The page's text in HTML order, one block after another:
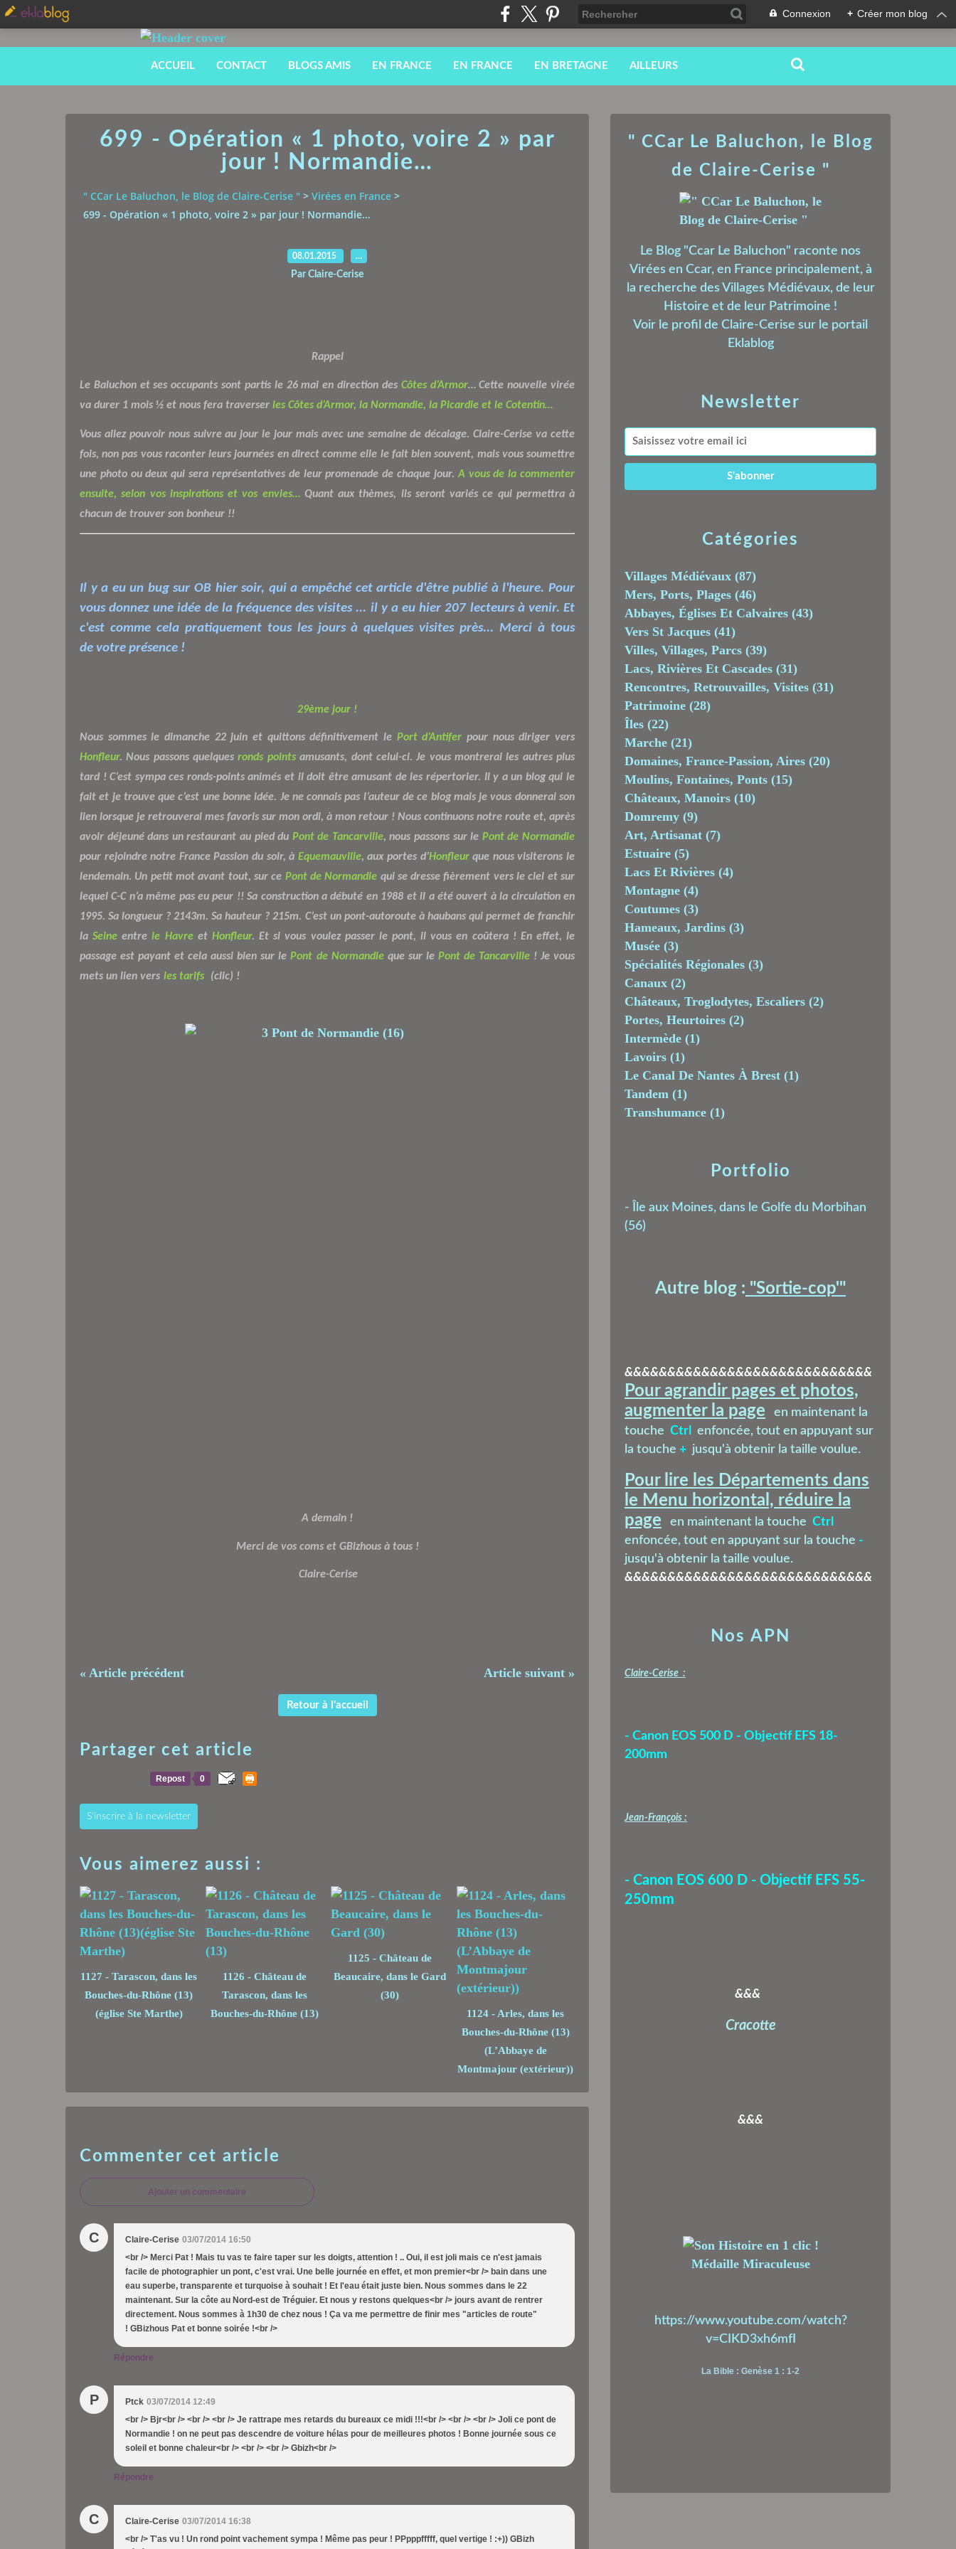
Connexion + Créer mon blog
ACCUEIL CONTACT BLOGS AMIS EN FRANCE EN FRANCE EN BRETAGNE AILLEURS
699 - Opération « 1 photo, voire 2 » par
jour ! Normandie…
" CCar Le Baluchon, le Blog de Claire-Cerise " > Virées en France >
699 - Opération « 1 photo, voire 2 » par jour ! Normandie…
08.01.2015 …
Par Claire-Cerise
Rappel
Le Baluchon et ses occupants sont partis le 26 mai en direction des Côtes d’Armor… Cette nouvelle virée
va durer 1 mois ½ et nous fera traverser les Côtes d’Armor, la Normandie, la Picardie et le Cotentin…
Vous allez pouvoir nous suivre au jour le jour mais avec une semaine de décalage. Claire-Cerise va cette
fois, non pas vous raconter leurs journées en direct comme elle le fait bien souvent, mais vous soumettre
une photo ou deux qui sera représentatives de leur promenade de chaque jour. A vous de la commenter
ensuite, selon vos inspirations et vos envies… Quant aux thèmes, ils seront variés ce qui permettra à
chacun de trouver son bonheur !!
Il y a eu un bug sur OB hier soir, qui a empêché cet article d'être publié à l'heure. Pour
vous donnez une idée de la fréquence des visites ... il y a eu hier 207 lecteurs à venir. Et
c'est comme cela pratiquement tous les jours à quelques visites près... Merci à tous
de votre présence !
29ème jour !
Nous sommes le dimanche 22 juin et quittons définitivement le Port d’Antifer pour nous diriger vers
Honfleur. Nous passons quelques ronds points amusants, dont celui-ci. Je vous montrerai les autres plus
tard ! C’est sympa ces ronds-points animés et il doit être amusant de les répertorier. Il y a un blog qui le
fait et je trouve que c’est une bonne idée. Je ne connais pas l’auteur de ce blog mais je vous donnerai son
lien lorsque je retrouverai mes favoris sur mon ordi, à mon retour ! Nous continuons notre route et, après
avoir déjeuné dans un restaurant au pied du Pont de Tancarville, nous passons sur le Pont de Normandie
pour rejoindre notre France Passion du soir, à Equemauville, aux portes d’Honfleur que nous visiterons le
lendemain. Un petit mot avant tout, sur ce Pont de Normandie qui se dresse fièrement vers le ciel et sur
lequel C-C n’a même pas eu peur !! Sa construction a débuté en 1988 et il a été ouvert à la circulation en
1995. Sa longueur ? 2143m. Sa hauteur ? 215m. C’est un pont-autoroute à haubans qui permet de franchir
la Seine entre le Havre et Honfleur. Et si vous voulez passer le pont, il vous en coûtera ! En effet, le
passage est payant et cela aussi bien sur le Pont de Normandie que sur le Pont de Tancarville! Je vous
mets un lien vers les tarifs (clic) !
A demain !
Merci de vos coms et GBizhous à tous !
Claire-Cerise
« Article précédent Article suivant »
Retour à l'accueil
Partager cet article
Repost 0
S'inscrire à la newsletter
Vous aimerez aussi :
1127 - Tarascon, dans les
Bouches-du-Rhône (13)
(église Ste Marthe)
1126 - Château de
Tarascon, dans les
Bouches-du-Rhône (13)
1125 - Château de
Beaucaire, dans le Gard
(30)
1124 - Arles, dans les
Bouches-du-Rhône (13)
(L’Abbaye de
Montmajour (extérieur))
Commenter cet article
Ajouter un commentaire
C Claire-Cerise 03/07/2014 16:50
<br /> Merci Pat ! Mais tu vas te faire taper sur les doigts, attention ! .. Oui, il est joli mais ce n'est jamais
facile de photographier un pont, c'est vrai. Une belle journée en effet, et mon premier<br /> bain dans une
eau superbe, transparente et turquoise à souhait ! Et l'eau était juste bien. Nous sommes dans le 22
maintenant. Sur la côte au Nord-est de Tréguier. Et nous y restons quelques<br /> jours avant de rentrer
directement. Nous sommes à 1h30 de chez nous ! Ça va me permettre de finir mes "articles de route"
! GBizhous Pat et bonne soirée !<br />
Répondre
P Ptck 03/07/2014 12:49
<br /> Bjr<br /> <br /> <br /> Je rattrape mes retards du bureaux ce midi !!!<br /> <br /> <br /> Joli ce pont de
Normandie ! on ne peut pas descendre de voiture hélas pour de meilleures photos ! Bonne journée sous ce
soleil et bonne chaleur<br /> <br /> <br /> Gbizh<br />
Répondre
C Claire-Cerise 03/07/2014 16:38
<br /> T'as vu ! Un rond point vachement sympa ! Même pas peur ! PPpppfffff, quel vertige ! :+)) GBizh
Newsletter
Catégories
Villages Médiévaux (87)
Mers, Ports, Plages (46)
Abbayes, Églises Et Calvaires (43)
Vers St Jacques (41)
Villes, Villages, Parcs (39)
Lacs, Rivières Et Cascades (31)
Rencontres, Retrouvailles, Visites (31)
Patrimoine (28)
Îles (22)
Marche (21)
Domaines, France-Passion, Aires (20)
Moulins, Fontaines, Ponts (15)
Châteaux, Manoirs (10)
Domremy (9)
Art, Artisanat (7)
Estuaire (5)
Lacs Et Rivières (4)
Montagne (4)
Coutumes (3)
Hameaux, Jardins (3)
Musée (3)
Spécialités Régionales (3)
Canaux (2)
Châteaux, Troglodytes, Escaliers (2)
Portes, Heurtoires (2)
Intermède (1)
Lavoirs (1)
Le Canal De Nantes À Brest (1)
Tandem (1)
Transhumance (1)
" CCar Le Baluchon, le Blog
de Claire-Cerise "
Le Blog "Ccar Le Baluchon" raconte nos
Virées en Ccar, en France principalement, à
la recherche des Villages Médiévaux, de leur
Histoire et de leur Patrimoine !
Voir le profil de Claire-Cerise sur le portail
Eklablog
Nos APN
Claire-Cerise :
- Canon EOS 500 D - Objectif EFS 18-
200mm
Jean-François :
- Canon EOS 600 D - Objectif EFS 55-
250mm
&&&
Cracotte
&&&
Médaille Miraculeuse
https://www.youtube.com/watch?
v=CIKD3xh6mfI
La Bible : Genèse 1 : 1-2
Portfolio
- Île aux Moines, dans le Golfe du Morbihan
(56)
Autre blog : "Sortie-cop'"
&&&&&&&&&&&&&&&&&&&&&&&&&&&&&
Pour agrandir pages et photos,
augmenter la page
en maintenant la
touche Ctrl
enfoncée, tout en appuyant sur
la touche + jusqu'à obtenir la taille voulue.
Pour lire les Départements dans
le Menu horizontal, réduire la
page
en maintenant la touche Ctrl
enfoncée, tout en appuyant sur la touche -
jusqu'à obtenir la taille voulue.
&&&&&&&&&&&&&&&&&&&&&&&&&&&&&